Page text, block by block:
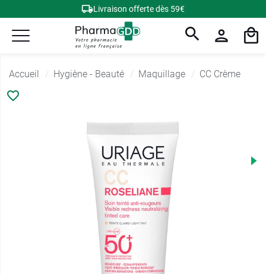
Livraison offerte dès 59€
Accueil Hygiène - Beauté Maquillage CC Crème